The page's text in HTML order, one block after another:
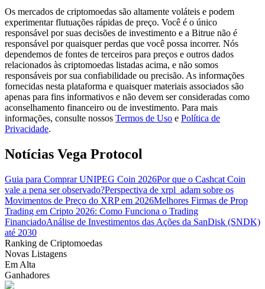
Guia
Guia para iniciantes em futuros
Estratégias de negociação
Aprenda como se manter lucrativo
Os mercados de criptomoedas são altamente voláteis e podem
experimentar flutuações rápidas de preço. Você é o único
responsável por suas decisões de investimento e a Bitrue não é
responsável por quaisquer perdas que você possa incorrer. Nós
dependemos de fontes de terceiros para preços e outros dados
relacionados às criptomoedas listadas acima, e não somos
responsáveis por sua confiabilidade ou precisão. As informações
fornecidas nesta plataforma e quaisquer materiais associados são
apenas para fins informativos e não devem ser consideradas como
aconselhamento financeiro ou de investimento. Para mais
informações, consulte nossos Termos de Uso e Política de
Privacidade.
Notícias Vega Protocol
Guia para Comprar UNIPEG Coin 2026Por que o Cashcat Coin
vale a pena ser observado?Perspectiva de xrpl_adam sobre os
Movimentos de Preço do XRP em 2026Melhores Firmas de Prop
Trading em Cripto 2026: Como Funciona o Trading
FinanciadoAnálise de Investimentos das Ações da SanDisk (SNDK)
até 2030
Ranking de Criptomoedas
Novas Listagens
Em Alta
Ganhadores